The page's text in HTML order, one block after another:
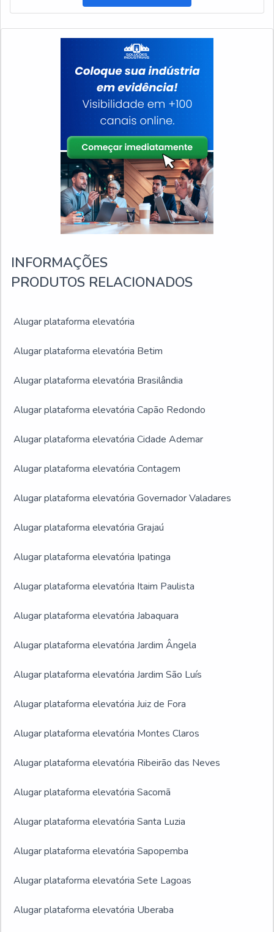
INFORMAÇÕES
PRODUTOS RELACIONADOS
Alugar plataforma elevatória
Alugar plataforma elevatória Betim
Alugar plataforma elevatória Brasilândia
Alugar plataforma elevatória Capão Redondo
Alugar plataforma elevatória Cidade Ademar
Alugar plataforma elevatória Contagem
Alugar plataforma elevatória Governador Valadares
Alugar plataforma elevatória Grajaú
Alugar plataforma elevatória Ipatinga
Alugar plataforma elevatória Itaim Paulista
Alugar plataforma elevatória Jabaquara
Alugar plataforma elevatória Jardim Ângela
Alugar plataforma elevatória Jardim São Luís
Alugar plataforma elevatória Juiz de Fora
Alugar plataforma elevatória Montes Claros
Alugar plataforma elevatória Ribeirão das Neves
Alugar plataforma elevatória Sacomã
Alugar plataforma elevatória Santa Luzia
Alugar plataforma elevatória Sapopemba
Alugar plataforma elevatória Sete Lagoas
Alugar plataforma elevatória Uberaba